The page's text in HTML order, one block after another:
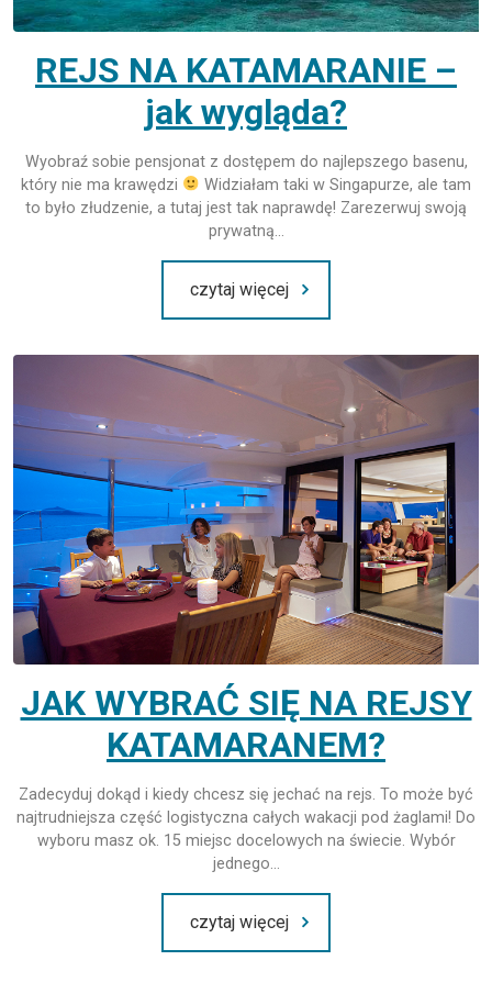
REJS NA KATAMARANIE –
jak wygląda?
Wyobraź sobie pensjonat z dostępem do najlepszego basenu,
który nie ma krawędzi
Widziałam taki w Singapurze, ale tam
to było złudzenie, a tutaj jest tak naprawdę! Zarezerwuj swoją
prywatną…
czytaj więcej
JAK WYBRAĆ SIĘ NA REJSY
KATAMARANEM?
Zadecyduj dokąd i kiedy chcesz się jechać na rejs. To może być
najtrudniejsza część logistyczna całych wakacji pod żaglami! Do
wyboru masz ok. 15 miejsc docelowych na świecie. Wybór
jednego…
czytaj więcej